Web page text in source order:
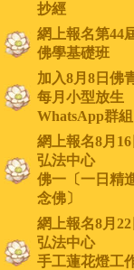
抄經
網上報名第44
佛學基礎班
加入8月8日佛
每月小型放生
WhatsApp群組
網上報名8月16
弘法中心
佛一〔一日精
念佛〕
網上報名8月22
弘法中心
手工蓮花燈工